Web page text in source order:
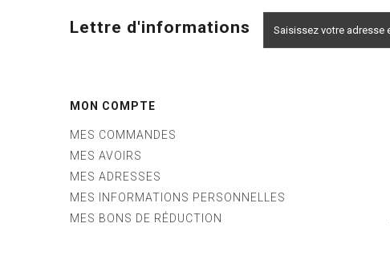
Lettre d'informations
MON COMPTE
MES COMMANDES
MES AVOIRS
MES ADRESSES
MES INFORMATIONS PERSONNELLES
MES BONS DE RÉDUCTION